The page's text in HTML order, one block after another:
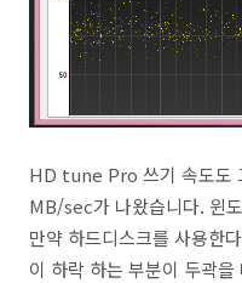
HD tune Pro 쓰기 속도도
MB/sec가 나왔습니다. 윈
만약 하드디스크를 사용한
이 하락 하는 부분이 두곽